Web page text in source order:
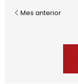
Mes anterior